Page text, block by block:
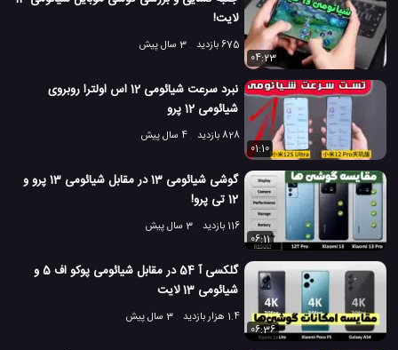
لایت!
675 بازدید
3 سال پیش
04:23
نبرد سرعت شیائومی 12 اس اولترا روبروی
شیائومی 12 پرو
828 بازدید
4 سال پیش
01:10
گوشی شیائومی 13 در مقابل شیائومی 13 پرو و
12 تی پرو!
116 بازدید
3 سال پیش
06:11
گلکسی آ 54 در مقابل شیائومی پوکو اف 5 و
شیائومی 13 لایت
1.4 هزار بازدید
3 سال پیش
06:36